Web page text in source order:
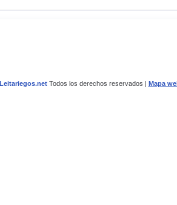
Leitariegos.netTodos los derechos reservados | Mapa